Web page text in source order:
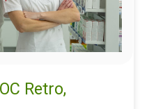
Retro,